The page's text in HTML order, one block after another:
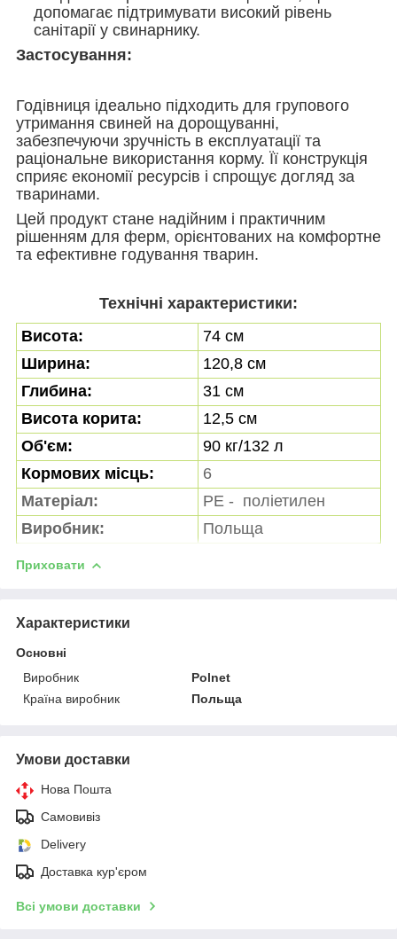
допомагає підтримувати високий рівень
санітарії у свинарнику.
Застосування:
Годівниця ідеально підходить для групового
утримання свиней на дорощуванні,
забезпечуючи зручність в експлуатації та
раціональне використання корму. Її конструкція
сприяє економії ресурсів і спрощує догляд за
тваринами.
Цей продукт стане надійним і практичним
рішенням для ферм, орієнтованих на комфортне
та ефективне годування тварин.
Технічні характеристики:
Висота:
74 см
Ширина:
120,8 см
Глибина:
31 см
Висота корита:
12,5 см
Об'єм:
90 кг/132 л
Кормових місць:
6
Матеріал:
PE - поліетилен
Виробник:
Польща
Приховати
Характеристики
Основні
Виробник
Polnet
Країна виробник
Польща
Умови доставки
Нова Пошта
Самовивіз
Delivery
Доставка кур'єром
Всі умови доставки